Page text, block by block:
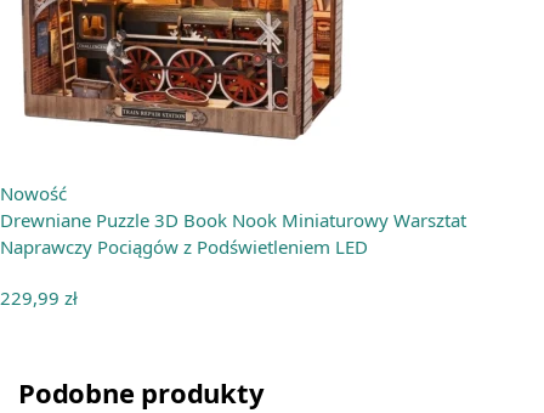
Nowość
Drewniane Puzzle 3D Book Nook Miniaturowy Warsztat
Naprawczy Pociągów z Podświetleniem LED
229,99 zł
Podobne produkty